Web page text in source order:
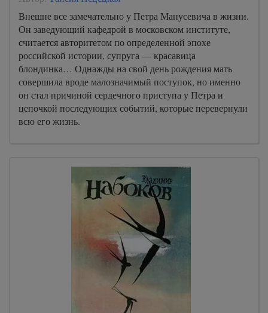
Внешне все замечательно у Петра Манусевича в жизни.
Он заведующий кафедрой в московском институте,
считается авторитетом по определенной эпохе
российской истории, супруга — красавица
блондинка… Однажды на свой день рождения мать
совершила вроде малозначимый поступок, но именно
он стал причиной сердечного приступа у Петра и
цепочкой последующих событий, которые перевернули
всю его жизнь.